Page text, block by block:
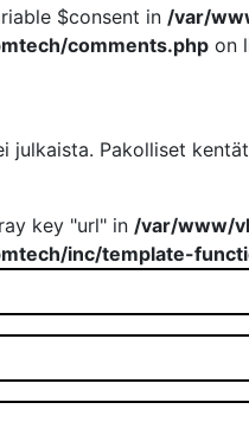
$consent in /var/
comments.php on
julkaista. Pakolliset
key "url" in /var/www/
inc/template-